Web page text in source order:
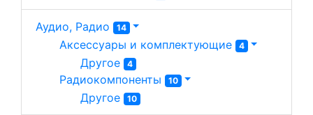
Аудио, Радио 14
Аксессуары и комплектующие 4
Другое 4
Радиокомпоненты 10
Другое 10